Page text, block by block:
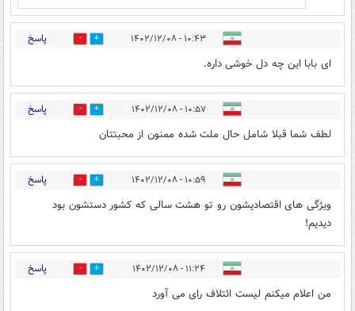
۱۰:۴۳ - ۱۴۰۲/۱۲/۰۸ 9 پاسخ
ای بابا این چه دل خوشی داره.
۱۰:۵۷ - ۱۴۰۲/۱۲/۰۸ 40 پاسخ
لطف شما قبلا شامل حال ملت شده ممنون از محبتتان
۱۰:۵۹ - ۱۴۰۲/۱۲/۰۸ 19 پاسخ
ویژگی های اقتصادیشون رو تو هشت سالی که کشور دستشون بود
دیدیم!
۱۱:۲۴ - ۱۴۰۲/۱۲/۰۸ 4 پاسخ
من اعلام میکنم لیست ائتلاف رای می آورد